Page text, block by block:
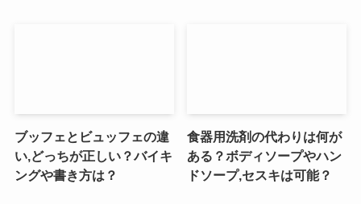
ブッフェとビュッフェの違
い,どっちが正しい？バイキ
ングや書き方は？
食器用洗剤の代わりは何が
ある？ボディソープやハン
ドソープ,セスキは可能？